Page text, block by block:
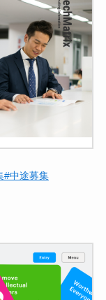
#中途募集